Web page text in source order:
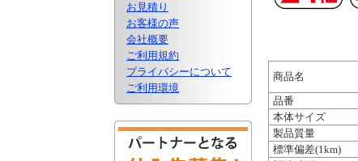
お見積り
お客様の声
会社概要
ご利用規約
プライバシーについて
ご利用環境
商品名
品番
本体サイズ
製品質量
標準偏差(1km)